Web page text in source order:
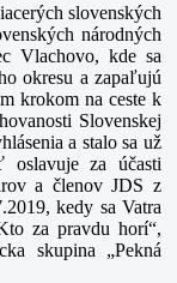
slovenských
národných
Vlachovo, kde sa
okresu a zapaľujú
krokom na ceste k
Slovenskej
a stalo sa už
oslavuje za účasti
a členov JDS z
kedy sa Vatra
za pravdu horí“,
skupina „Pekná